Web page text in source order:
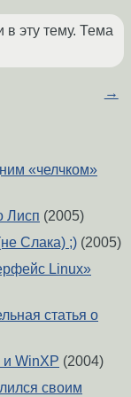
эту тему. Тема
→
«челчком»
Лисп (2005)
Слака) ;) (2005)
Linux»
статья о
и WinXP (2004)
своим